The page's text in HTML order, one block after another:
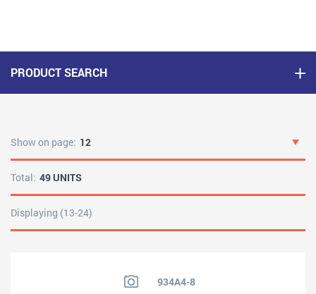
PRODUCT SEARCH
Show on page: 12
Total: 49 UNITS
Displaying (13-24)
934A4-8